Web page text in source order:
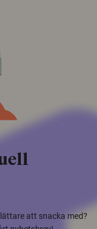
att snacka med?